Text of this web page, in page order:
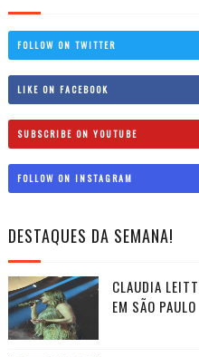
FOLLOW ON TWITTER
LIKE ON FACEBOOK
SUBSCRIBE ON YOUTUBE
FOLLOW ON INSTAGRAM
DESTAQUES DA SEMANA!
CLAUDIA
EM SÃO PAULO